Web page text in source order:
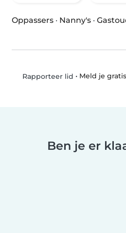
Oppassers · Nanny's ·
Rapporteer lid • Meld je
Ben je er